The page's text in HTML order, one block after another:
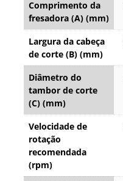
Comprimento da
fresadora (A) (mm)
Largura da cabeça
de corte (B) (mm)
Diâmetro do
tambor de corte
(C) (mm)
Velocidade de
rotação
recomendada
(rpm)